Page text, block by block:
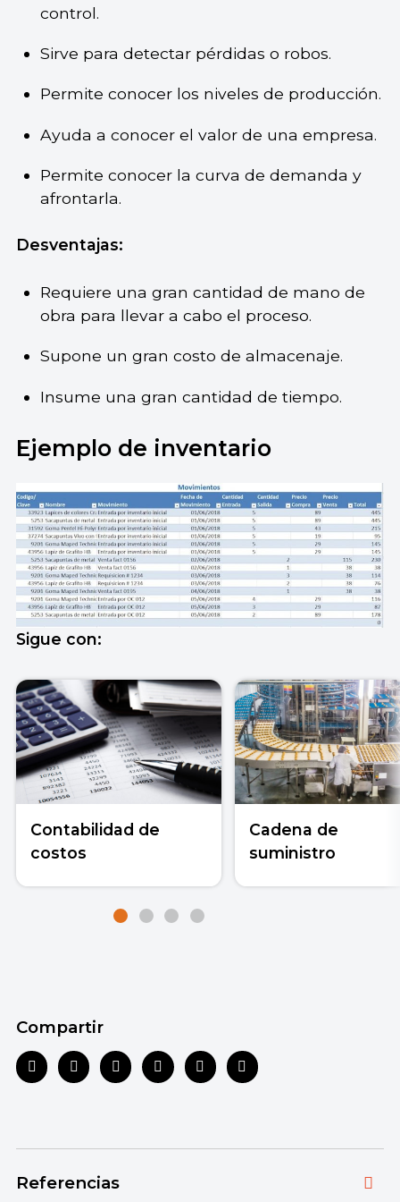
control.
Sirve para detectar pérdidas o robos.
Permite conocer los niveles de producción.
Ayuda a conocer el valor de una empresa.
Permite conocer la curva de demanda y
afrontarla.
Desventajas:
Requiere una gran cantidad de mano de
obra para llevar a cabo el proceso.
Supone un gran costo de almacenaje.
Insume una gran cantidad de tiempo.
Ejemplo de inventario
Sigue con:
Contabilidad de
costos
Cadena de
suministro
Compartir
Referencias